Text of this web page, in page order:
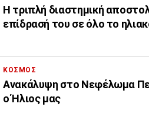
Η τριπλή διαστημική
επίδρασή του σε όλο το
ΚΟΣΜΟΣ
Ανακάλυψη στο Νεφέλωμα
ο Ήλιος μας